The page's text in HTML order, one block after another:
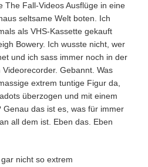
The Fall-Videos Ausflüge in eine
seltsame Welt boten. Ich
als VHS-Kassette gekauft
Bowery. Ich wusste nicht, wer
und ich sass immer noch in der
Gebannt. Was
extrem tuntige Figur da,
überzogen und mit einem
Genau das ist es, was für immer
all dem ist. Eben das. Eben
nicht so extrem